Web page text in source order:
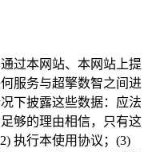
过本网站、本网站上提
服务与超擎数智之间进
下披露这些数据：应法
够的理由相信，只有这
执行本使用协议；(3)